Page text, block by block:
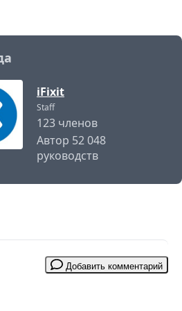
iFixit
Staff
123 членов
Автор 52 048
руководств
Добавить комментарий